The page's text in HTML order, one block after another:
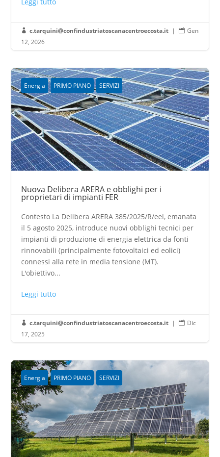
 c.tarquini@confindustriatoscanacentroecosta.it |  Gen
12, 2026
Energia PRIMO PIANO SERVIZI
Nuova Delibera ARERA e obblighi per i
proprietari di impianti FER
Contesto La Delibera ARERA 385/2025/R/eel, emanata
il 5 agosto 2025, introduce nuovi obblighi tecnici per
impianti di produzione di energia elettrica da fonti
rinnovabili (principalmente fotovoltaici ed eolici)
connessi alla rete in media tensione (MT).
L'obiettivo...
Leggi tutto
 c.tarquini@confindustriatoscanacentroecosta.it |  Dic
17, 2025
Energia PRIMO PIANO SERVIZI